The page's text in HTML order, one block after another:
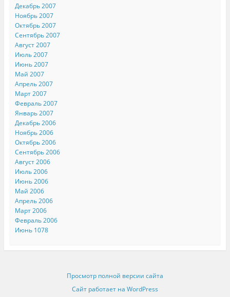
Декабрь 2007
Ноябрь 2007
Октябрь 2007
Сентябрь 2007
Август 2007
Июль 2007
Июнь 2007
Май 2007
Апрель 2007
Март 2007
Февраль 2007
Январь 2007
Декабрь 2006
Ноябрь 2006
Октябрь 2006
Сентябрь 2006
Август 2006
Июль 2006
Июнь 2006
Май 2006
Апрель 2006
Март 2006
Февраль 2006
Июнь 1078
Просмотр полной версии сайта
Сайт работает на WordPress